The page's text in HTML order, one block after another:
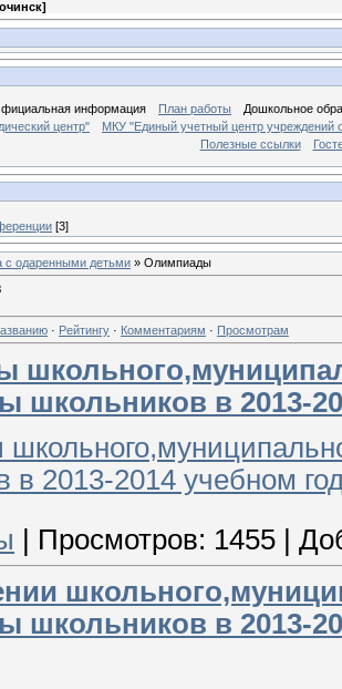
]
информация План работы
Дошкольное
центр"
МКУ "Единый учетный центр учреждений
Полезные ссылки
[3]
с одаренными детьми » Олимпиады
· Рейтингу · Комментариям · Просмотрам
школьников в 2013-
в 2013-2014 учебном
Просмотров: 1455
школьников в 2013-